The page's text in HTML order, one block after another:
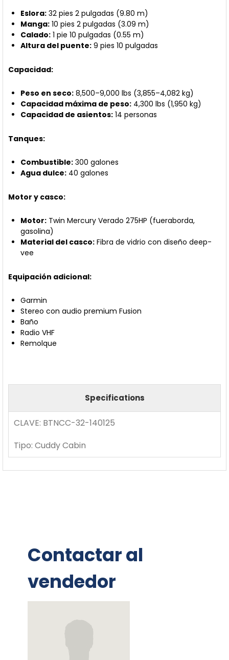
Eslora: 32 pies 2 pulgadas (9.80 m)
Manga: 10 pies 2 pulgadas (3.09 m)
Calado: 1 pie 10 pulgadas (0.55 m)
Altura del puente: 9 pies 10 pulgadas
Capacidad:
Peso en seco: 8,500–9,000 lbs (3,855–4,082 kg)
Capacidad máxima de peso: 4,300 lbs (1,950 kg)
Capacidad de asientos: 14 personas
Tanques:
Combustible: 300 galones
Agua dulce: 40 galones
Motor y casco:
Motor: Twin Mercury Verado 275HP (fueraborda,
gasolina)
Material del casco: Fibra de vidrio con diseño deep-
vee
Equipación adicional:
Garmin
Stereo con audio premium Fusion
Baño
Radio VHF
Remolque
Specifications
CLAVE: BTNCC-32-140125
Tipo: Cuddy Cabin
Contactar al
vendedor